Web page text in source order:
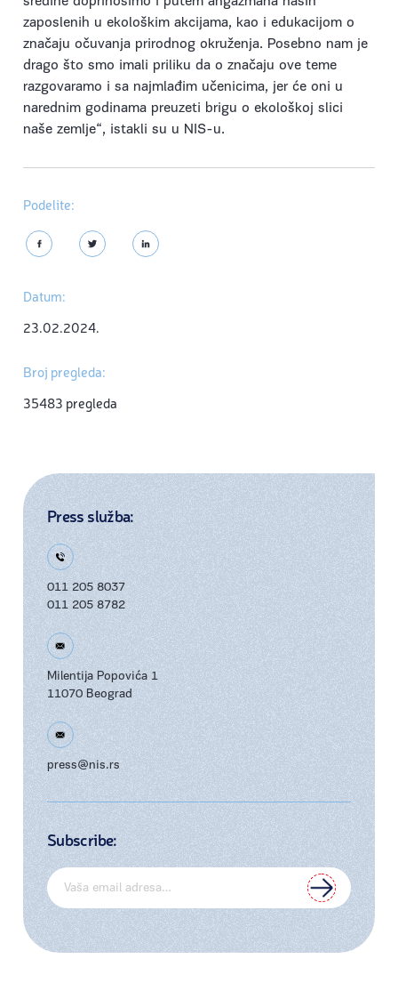
zaposlenih u ekološkim akcijama, kao i edukacijom o
značaju očuvanja prirodnog okruženja. Posebno nam je
drago što smo imali priliku da o značaju ove teme
razgovaramo i sa najmlađim učenicima, jer će oni u
narednim godinama preuzeti brigu o ekološkoj slici
naše zemlje“, istakli su u NIS-u.
Podelite:
Datum:
23.02.2024.
Broj pregleda:
35483 pregleda
Press služba:
011 205 8037
011 205 8782
Milentija Popovića 1
11070 Beograd
press@nis.rs
Subscribe: